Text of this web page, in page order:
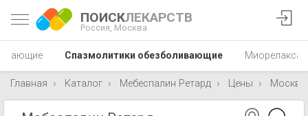
ПОИСКЛЕКАРСТВ
Россия, Москва
Спазмолитики обезболивающие
Главная Каталог Мебеспалин Ретард Цены Москва